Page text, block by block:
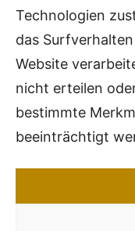
Technologien
das
Website
nicht erteilen
bestimmte
beeinträchtigt
Telefon: 0170
E-Mail:
Empfehlung
Bad